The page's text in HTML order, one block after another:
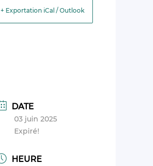
+ Exportation iCal / Outlook
DATE
03 juin 2025
Expiré!
HEURE